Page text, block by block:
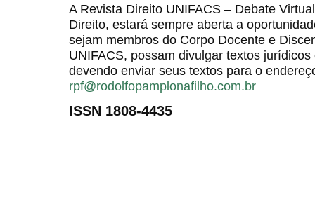
A Revista Direito UNIFACS – Debate
Direito, estará sempre aberta a
sejam membros do Corpo Docente e
UNIFACS, possam divulgar textos
devendo enviar seus textos para o
rpf@rodolfopamplonafilho.com.br
ISSN 1808-4435